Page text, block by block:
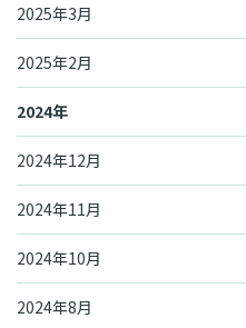
2025年3月
2025年2月
2024年
2024年12月
2024年11月
2024年10月
2024年8月